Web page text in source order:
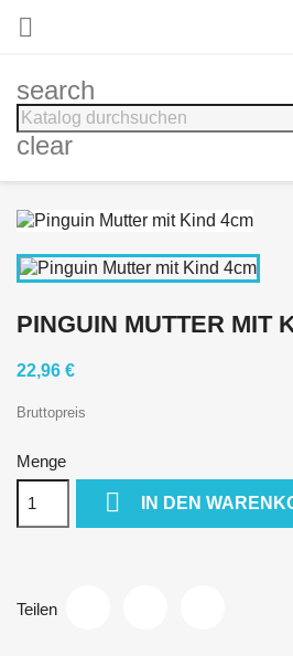

search
clear
PINGUIN MUTTER MIT
22,96 €
Bruttopreis
Menge
 IN DEN
Teilen